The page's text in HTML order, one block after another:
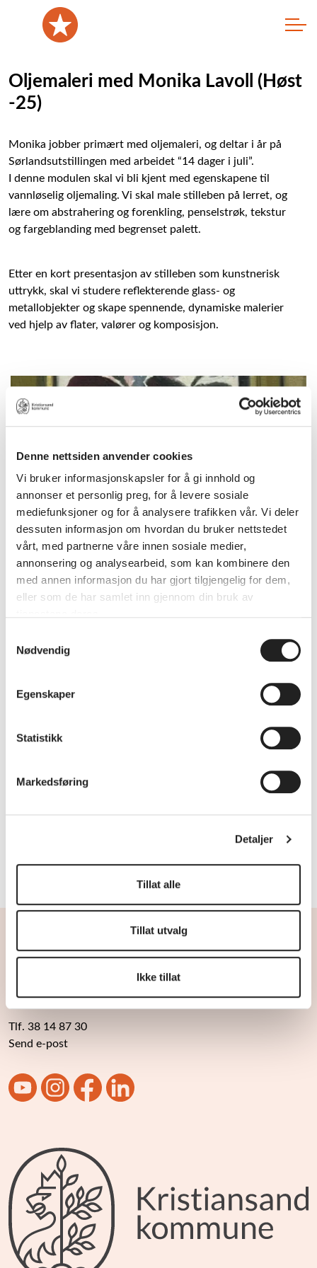
Denne nettsiden anvender cookies
Vi bruker informasjonskapsler for å gi innhold og
annonser et personlig preg, for å levere sosiale
mediefunksjoner og for å analysere trafikken vår. Vi deler
dessuten informasjon om hvordan du bruker nettstedet
vårt, med partnerne våre innen sosiale medier,
annonsering og analysearbeid, som kan kombinere den
med annen informasjon du har gjort tilgjengelig for dem,
eller som de har samlet inn gjennom din bruk av
Nødvendig
Egenskaper
Statistikk
Markedsføring
Detaljer
Tillat alle
Tillat utvalg
Ikke tillat
Oljemaleri med Monika Lavoll (Høst
-25)
Monika jobber primært med oljemaleri, og deltar i år på
Sørlandsutstillingen med arbeidet “14 dager i juli”.
I denne modulen skal vi bli kjent med egenskapene til
vannløselig oljemaling. Vi skal male stilleben på lerret, og
lære om abstrahering og forenkling, penselstrøk, tekstur
og fargeblanding med begrenset palett.
Etter en kort presentasjon av stilleben som kunstnerisk
uttrykk, skal vi studere reflekterende glass- og
metallobjekter og skape spennende, dynamiske malerier
ved hjelp av flater, valører og komposisjon.
Tlf. 38 14 87 30
Send e-post